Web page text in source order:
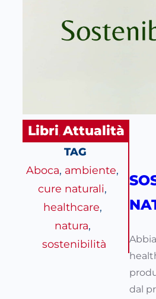
Libri, Attualità
TAG
Aboca, ambiente
cure naturali
healthcare
natura
sostenibilità
dal